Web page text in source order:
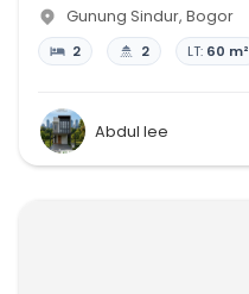
Gunung Sindur, Bogor
2 2 LT: 60 m²
Abdul lee